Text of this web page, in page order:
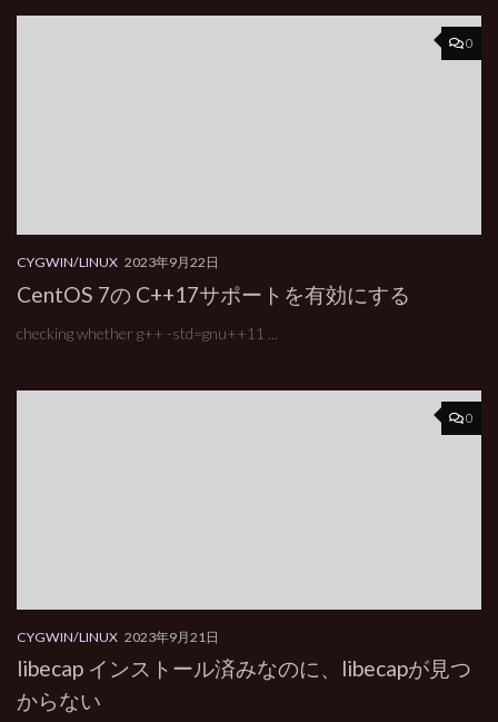
0
CYGWIN/LINUX 2023年9月22日
CentOS 7の C++17サポートを有効にする
checking whether g++ -std=gnu++11 ...
0
CYGWIN/LINUX 2023年9月21日
libecap インストール済みなのに、libecapが見つ
からない